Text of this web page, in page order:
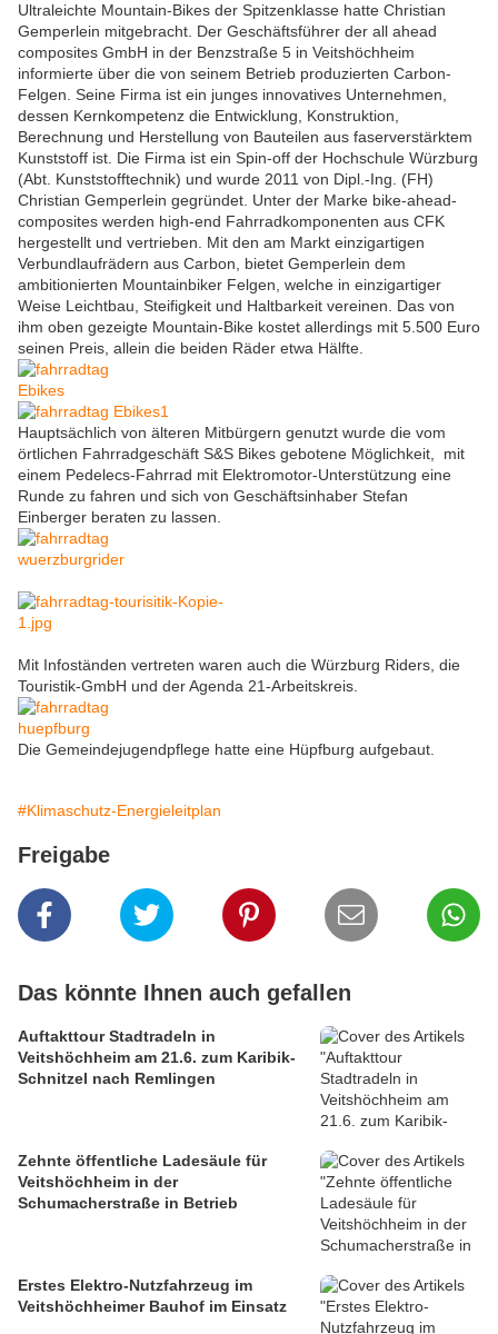
Ultraleichte Mountain-Bikes der Spitzenklasse hatte Christian
Gemperlein mitgebracht. Der Geschäftsführer der all ahead
composites GmbH in der Benzstraße 5 in Veitshöchheim
informierte über die von seinem Betrieb produzierten Carbon-
Felgen. Seine Firma ist ein junges innovatives Unternehmen,
dessen Kernkompetenz die Entwicklung, Konstruktion,
Berechnung und Herstellung von Bauteilen aus faserverstärktem
Kunststoff ist. Die Firma ist ein Spin-off der Hochschule Würzburg
(Abt. Kunststofftechnik) und wurde 2011 von Dipl.-Ing. (FH)
Christian Gemperlein gegründet. Unter der Marke bike-ahead-
composites werden high-end Fahrradkomponenten aus CFK
hergestellt und vertrieben. Mit den am Markt einzigartigen
Verbundlaufrädern aus Carbon, bietet Gemperlein dem
ambitionierten Mountainbiker Felgen, welche in einzigartiger
Weise Leichtbau, Steifigkeit und Haltbarkeit vereinen. Das von
ihm oben gezeigte Mountain-Bike kostet allerdings mit 5.500 Euro
seinen Preis, allein die beiden Räder etwa Hälfte.
Hauptsächlich von älteren Mitbürgern genutzt wurde die vom
örtlichen Fahrradgeschäft S&S Bikes gebotene Möglichkeit, mit
einem Pedelecs-Fahrrad mit Elektromotor-Unterstützung eine
Runde zu fahren und sich von Geschäftsinhaber Stefan
Einberger beraten zu lassen.
Mit Infoständen vertreten waren auch die Würzburg Riders, die
Touristik-GmbH und der Agenda 21-Arbeitskreis.
Die Gemeindejugendpflege hatte eine Hüpfburg aufgebaut.
#Klimaschutz-Energieleitplan
Freigabe
Das könnte Ihnen auch gefallen
Auftakttour Stadtradeln in
Veitshöchheim am 21.6. zum Karibik-
Schnitzel nach Remlingen
Zehnte öffentliche Ladesäule für
Veitshöchheim in der
Schumacherstraße in Betrieb
Erstes Elektro-Nutzfahrzeug im
Veitshöchheimer Bauhof im Einsatz